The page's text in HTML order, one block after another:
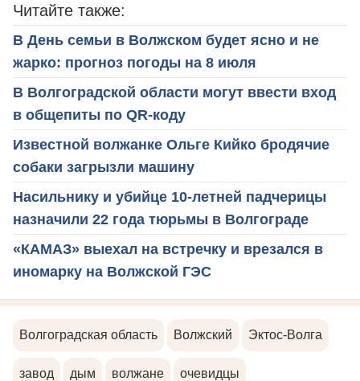
Читайте также:
В День семьи в Волжском будет ясно и не
жарко: прогноз погоды на 8 июля
В Волгоградской области могут ввести вход
в общепиты по QR-коду
Известной волжанке Ольге Кийко бродячие
собаки загрызли машину
Насильнику и убийце 10-летней падчерицы
назначили 22 года тюрьмы в Волгограде
«КАМАЗ» выехал на встречку и врезался в
иномарку на Волжской ГЭС
Волгоградская область Волжский Эктос-Волга
завод дым волжане очевидцы